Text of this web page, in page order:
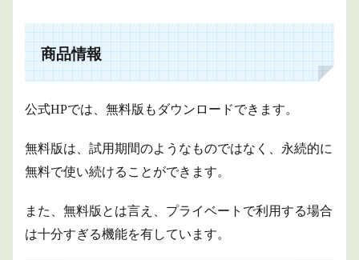
商品情報
公式HPでは、無料版もダウンロードできます。
無料版は、試用期間のようなものではなく、永続的に
無料で使い続けることができます。
また、 無料版とは言え、プライベートで利用する場合
は十分すぎる機能を有しています。